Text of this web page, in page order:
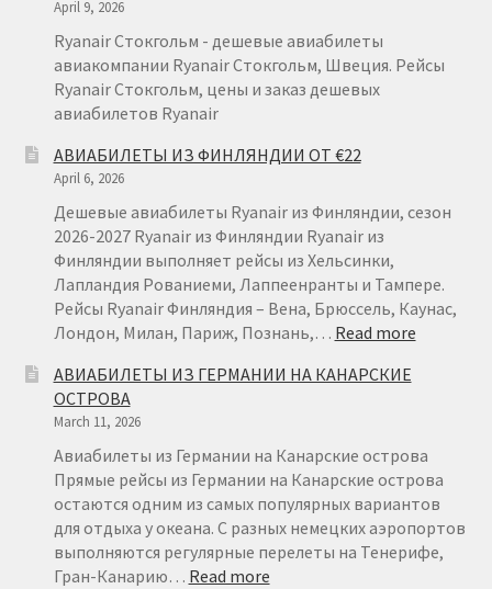
April 9, 2026
Ryanair Стокгольм - дешевые авиабилеты
авиакомпании Ryanair Стокгольм, Швеция. Рейсы
Ryanair Стокгольм, цены и заказ дешевых
авиабилетов Ryanair
АВИАБИЛЕТЫ ИЗ ФИНЛЯНДИИ ОТ €22
April 6, 2026
Дешевые авиабилеты Ryanair из Финляндии, сезон
2026-2027 Ryanair из Финляндии Ryanair из
Финляндии выполняет рейсы из Хельсинки,
Лапландия Рованиеми, Лаппеенранты и Тампере.
Рейсы Ryanair Финляндия – Вена, Брюссель, Каунас,
Лондон, Милан, Париж, Познань,… Read more:
€22
АВИАБИЛЕТЫ ИЗ ГЕРМАНИИ НА КАНАРСКИЕ
ОСТРОВА
March 11, 2026
Авиабилеты из Германии на Канарские острова
Прямые рейсы из Германии на Канарские острова
остаются одним из самых популярных вариантов
для отдыха у океана. С разных немецких аэропортов
выполняются регулярные перелеты на Тенерифе,
Гран-Канарию… Read more: